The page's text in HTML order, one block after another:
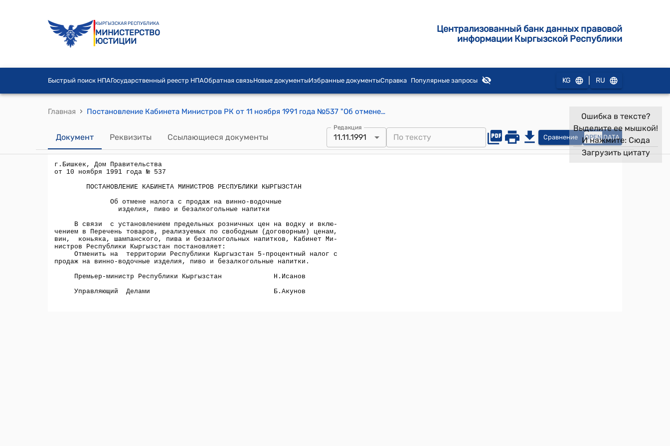
КЫРГЫЗСКАЯ РЕСПУБЛИКА
МИНИСТЕРСТВО
ЮСТИЦИИ
Централизованный банк данных правовой
информации Кыргызской Республики
Быстрый поиск НПАГосударственный реестр НПАОбратная связьНовые документыИзбранные документыСправка Популярные запросы KG RU
Главная › Постановление Кабинета Министров РК от 11 ноября 1991 года №537 "Об отмене налога с продаж на винно-водочные изделия, пиво и безалкогольные напитки"
Документ Реквизиты Ссылающиеся документы
Редакция
11.11.1991 Сравнение OPEN DATA
Ошибка в тексте?
Выделите ее мышкой!
И нажмите: Сюда
Загрузить цитату